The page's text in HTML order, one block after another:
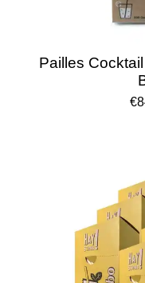
Pailles